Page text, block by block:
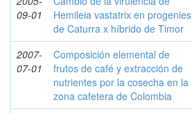
09-01
Hemileia vastatrix en progenies
de Caturra x híbrido de Timor
2007-
07-01
Composición elemental de
frutos de café y extracción de
nutrientes por la cosecha en la
zona cafetera de Colombia